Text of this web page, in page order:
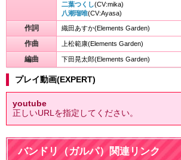
二葉つくし(CV:mika)
八潮瑠唯(CV:Ayasa)
作詞 織田あすか(Elements Garden)
作曲 上松範康(Elements Garden)
編曲 下田晃太郎(Elements Garden)
プレイ動画(EXPERT)
youtube
正しいURLを指定してください。
バンドリ（ガルパ）関連リンク